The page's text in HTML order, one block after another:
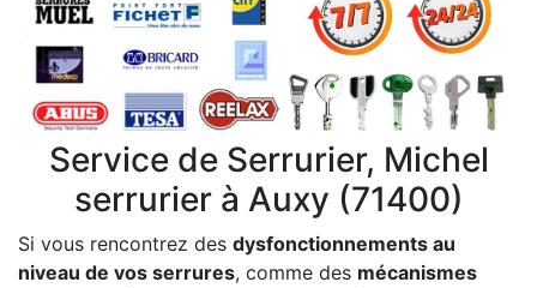
Service de Serrurier, Michel
serrurier à Auxy (71400)
Si vous rencontrez des dysfonctionnements au
niveau de vos serrures, comme des mécanismes